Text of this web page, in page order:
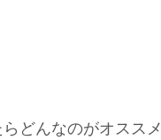
どんなのがオススメ